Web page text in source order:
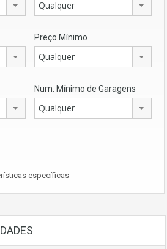
Qualquer
Preço Mínimo
Qualquer
Num. Mínimo de Garagens
Qualquer
específicas